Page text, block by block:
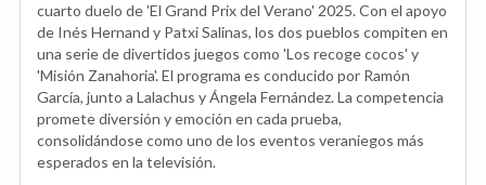
cuarto duelo de 'El Grand Prix del Verano' 2025. Con el apoyo
de Inés Hernand y Patxi Salinas, los dos pueblos compiten en
una serie de divertidos juegos como 'Los recoge cocos' y
'Misión Zanahoria'. El programa es conducido por Ramón
García, junto a Lalachus y Ángela Fernández. La competencia
promete diversión y emoción en cada prueba,
consolidándose como uno de los eventos veraniegos más
esperados en la televisión.